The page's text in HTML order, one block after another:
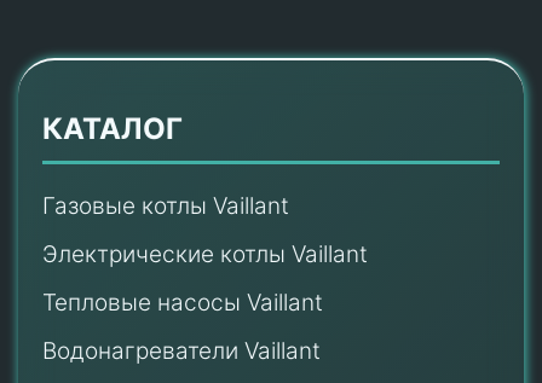
КАТАЛОГ
Газовые котлы Vaillant
Электрические котлы Vaillant
Тепловые насосы Vaillant
Водонагреватели Vaillant